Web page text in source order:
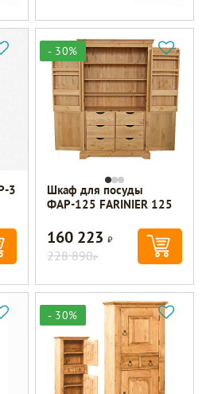
3
- 30%
Шкаф для посуды
ФАР-125 FARINIER 125
160 223Р
228 890Р
- 30%